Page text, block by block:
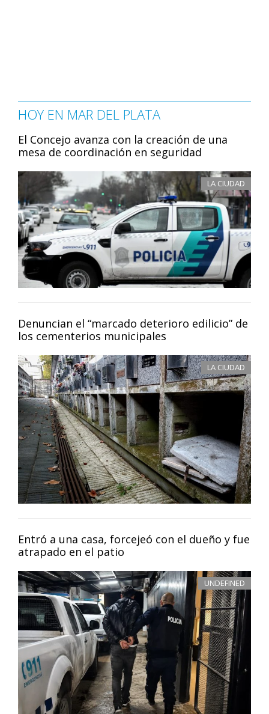
HOY EN MAR DEL PLATA
El Concejo avanza con la creación de una
mesa de coordinación en seguridad
LA CIUDAD
Denuncian el “marcado deterioro edilicio” de
los cementerios municipales
LA CIUDAD
Entró a una casa, forcejeó con el dueño y fue
atrapado en el patio
UNDEFINED